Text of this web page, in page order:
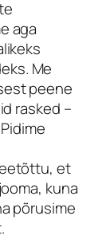
aga
Me
peene
rasked –
et
kuna
põrusime